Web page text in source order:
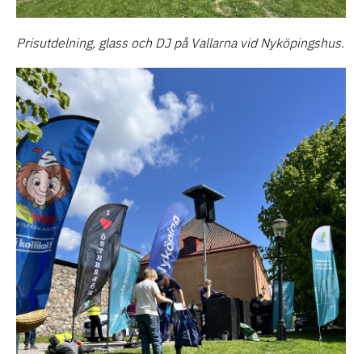
Prisutdelning, glass och DJ på Vallarna vid Nyköpingshus.